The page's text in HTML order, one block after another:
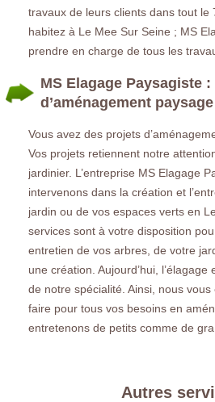
travaux de leurs clients dans tout le
habitez à Le Mee Sur Seine ; MS
prendre en charge de tous les
MS Elagage Paysagiste
d’aménagement paysage
Vous avez des projets
Vos projets retiennent notre
jardinier. L’entreprise MS Elagage
intervenons dans la création et
jardin ou de vos espaces verts en
services sont à votre disposition
entretien de vos arbres, de votre
une création. Aujourd’hui, l’élagage
de notre spécialité. Ainsi, nous
faire pour tous vos besoins en
entretenons de petits comme de
Autres